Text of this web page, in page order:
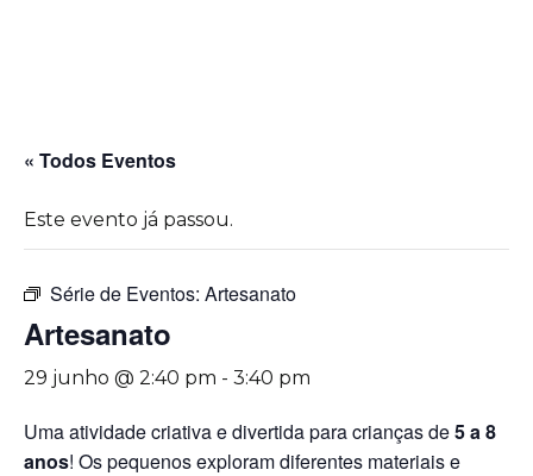
« Todos Eventos
Este evento já passou.
Série de Eventos: Artesanato
Artesanato
29 junho @ 2:40 pm - 3:40 pm
Uma atividade criativa e divertida para crianças de5 a 8
anos! Os pequenos exploram diferentes materiais e